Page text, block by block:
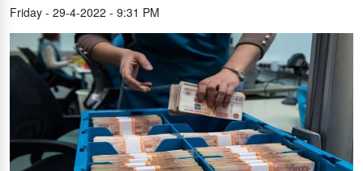
Friday - 29-4-2022 - 9:31 PM